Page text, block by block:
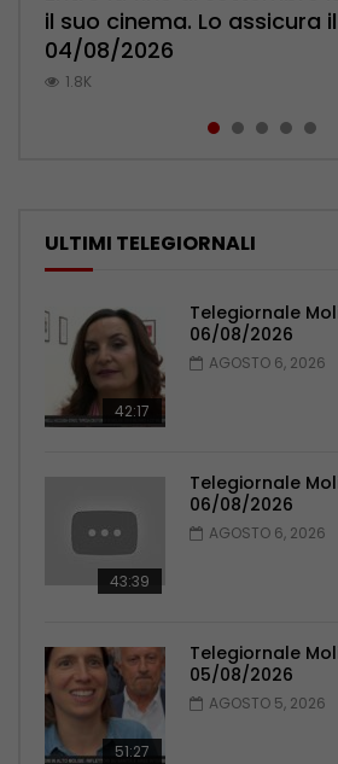
il suo cinema. Lo assicura
04/08/2026
1.8K
Pensionati: più relazioni e
prossimità – 04/08/2026
1.1K
l’ambulatorio per curare
– 06/08/2026
1K
Polizia: impegno nel
– 05/08/2026
1K
palpeggiate al vecchio
05/08/2026
798
ULTIMI TELEGIORNALI
42:17
Telegiornale
06/08/2026
AGOSTO 6, 2026
43:39
Telegiornale
06/08/2026
AGOSTO 6, 2026
51:27
Telegiornale
05/08/2026
AGOSTO 5, 2026